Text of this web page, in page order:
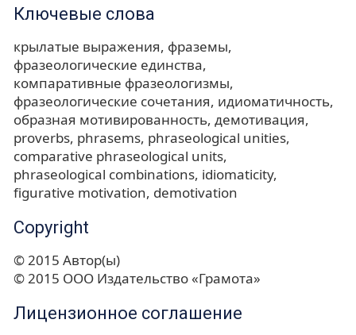
Ключевые слова
крылатые выражения фраземы
фразеологические единства
компаративные фразеологизмы
фразеологические сочетания идиоматичность
образная мотивированность демотивация
proverbs phrasems phraseological unities
comparative phraseological units
phraseological combinations idiomaticity
figurative motivation demotivation
Copyright
© 2015 Автор(ы)
© 2015 ООО Издательство «Грамота»
Лицензионное соглашение